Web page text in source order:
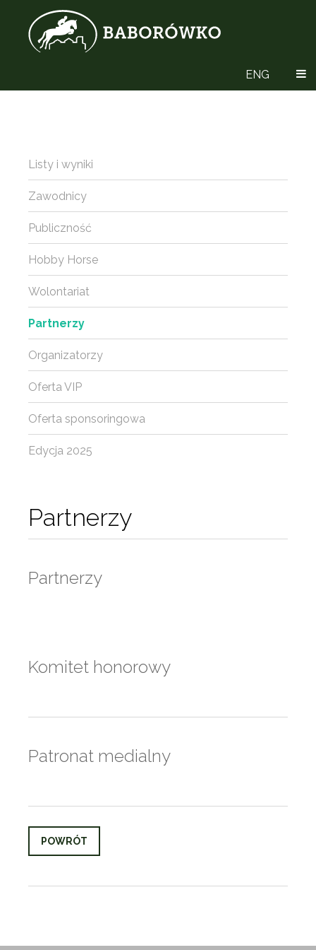
ENG
Partnerzy
Partnerzy
Komitet honorowy
Patronat medialny
POWRÓT
Listy i wyniki
Zawodnicy
Publiczność
Hobby Horse
Wolontariat
Partnerzy
Organizatorzy
Oferta VIP
Oferta sponsoringowa
Edycja 2025